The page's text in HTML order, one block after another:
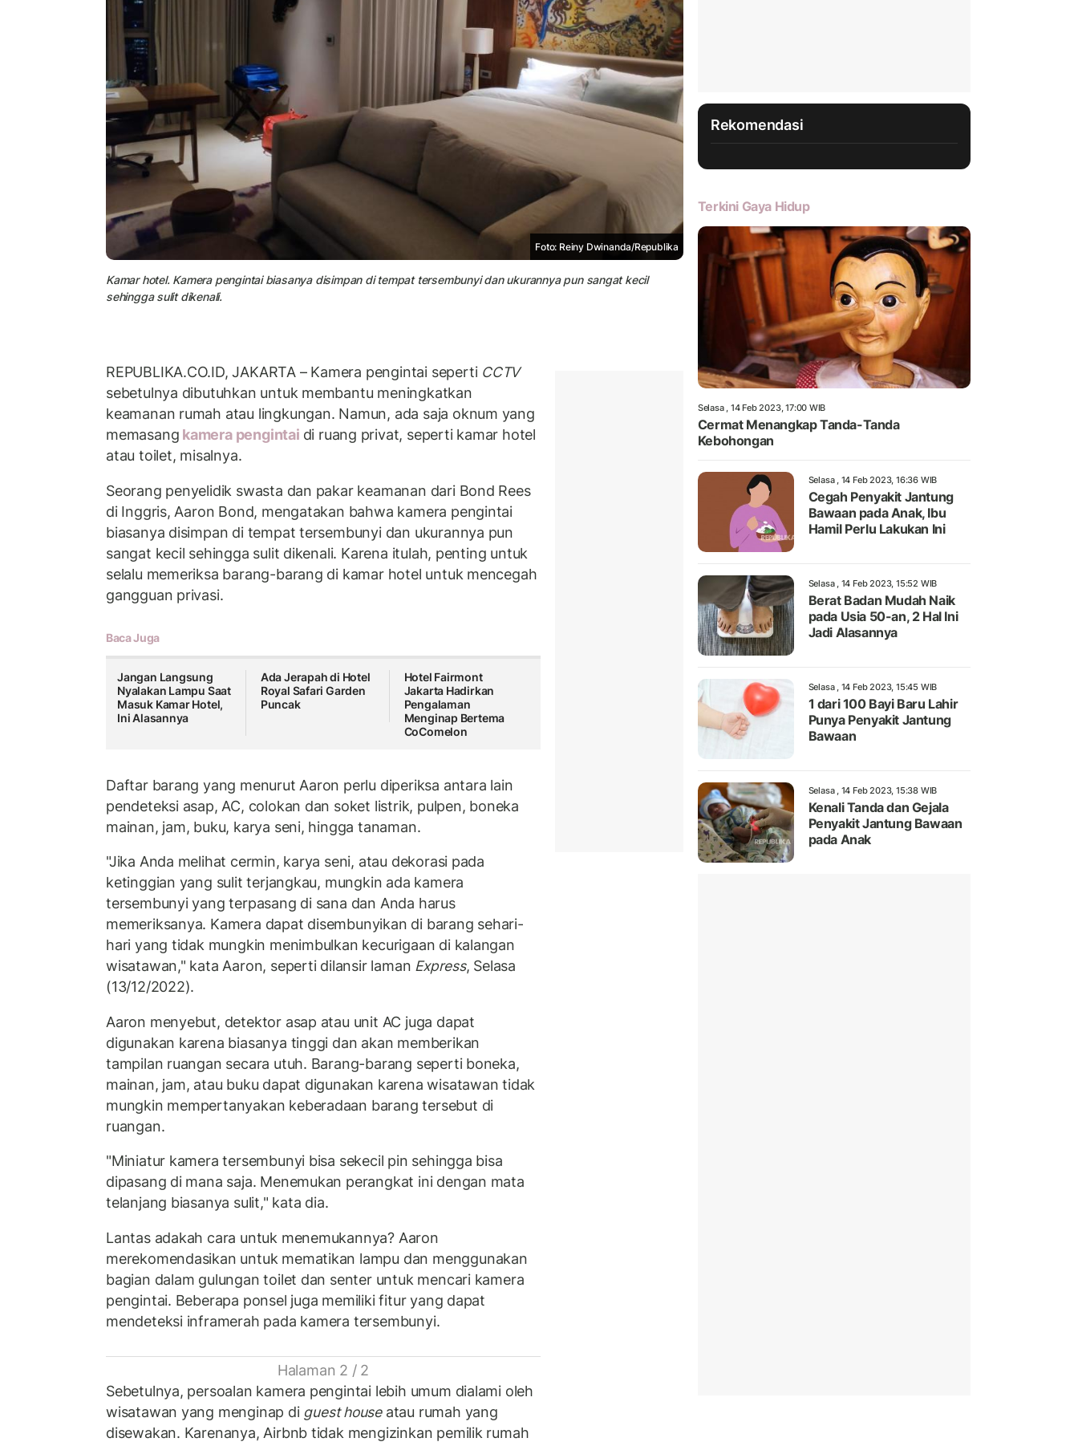
Foto: Reiny Dwinanda/Republika
Kamar hotel. Kamera pengintai biasanya disimpan di tempat tersembunyi dan ukurannya pun sangat kecil
sehingga sulit dikenali.
REPUBLIKA.CO.ID, JAKARTA – Kamera pengintai seperti CCTV
sebetulnya dibutuhkan untuk membantu meningkatkan
keamanan rumah atau lingkungan. Namun, ada saja oknum yang
memasang kamera pengintai di ruang privat, seperti kamar hotel
atau toilet, misalnya.
Seorang penyelidik swasta dan pakar keamanan dari Bond Rees
di Inggris, Aaron Bond, mengatakan bahwa kamera pengintai
biasanya disimpan di tempat tersembunyi dan ukurannya pun
sangat kecil sehingga sulit dikenali. Karena itulah, penting untuk
selalu memeriksa barang-barang di kamar hotel untuk mencegah
gangguan privasi.
Baca Juga
Jangan Langsung
Nyalakan Lampu Saat
Masuk Kamar Hotel,
Ini Alasannya
Ada Jerapah di Hotel
Royal Safari Garden
Puncak
Hotel Fairmont
Jakarta Hadirkan
Pengalaman
Menginap Bertema
CoComelon
Daftar barang yang menurut Aaron perlu diperiksa antara lain
pendeteksi asap, AC, colokan dan soket listrik, pulpen, boneka
mainan, jam, buku, karya seni, hingga tanaman.
"Jika Anda melihat cermin, karya seni, atau dekorasi pada
ketinggian yang sulit terjangkau, mungkin ada kamera
tersembunyi yang terpasang di sana dan Anda harus
memeriksanya. Kamera dapat disembunyikan di barang sehari-
hari yang tidak mungkin menimbulkan kecurigaan di kalangan
wisatawan," kata Aaron, seperti dilansir laman Express, Selasa
(13/12/2022).
Aaron menyebut, detektor asap atau unit AC juga dapat
digunakan karena biasanya tinggi dan akan memberikan
tampilan ruangan secara utuh. Barang-barang seperti boneka,
mainan, jam, atau buku dapat digunakan karena wisatawan tidak
mungkin mempertanyakan keberadaan barang tersebut di
ruangan.
"Miniatur kamera tersembunyi bisa sekecil pin sehingga bisa
dipasang di mana saja. Menemukan perangkat ini dengan mata
telanjang biasanya sulit," kata dia.
Lantas adakah cara untuk menemukannya? Aaron
merekomendasikan untuk mematikan lampu dan menggunakan
bagian dalam gulungan toilet dan senter untuk mencari kamera
pengintai. Beberapa ponsel juga memiliki fitur yang dapat
mendeteksi inframerah pada kamera tersembunyi.
Halaman 2 / 2
Sebetulnya, persoalan kamera pengintai lebih umum dialami oleh
wisatawan yang menginap di guest houseatau rumah yang
disewakan. Karenanya, Airbnb tidak mengizinkan pemilik rumah
Rekomendasi
Terkini Gaya Hidup
Selasa , 14 Feb 2023, 17:00 WIB
Cermat Menangkap Tanda-Tanda
Kebohongan
Selasa , 14 Feb 2023, 16:36 WIB
Cegah Penyakit Jantung
Bawaan pada Anak, Ibu
Hamil Perlu Lakukan Ini
Selasa , 14 Feb 2023, 15:52 WIB
Berat Badan Mudah Naik
pada Usia 50-an, 2 Hal Ini
Jadi Alasannya
Selasa , 14 Feb 2023, 15:45 WIB
1 dari 100 Bayi Baru Lahir
Punya Penyakit Jantung
Bawaan
Selasa , 14 Feb 2023, 15:38 WIB
Kenali Tanda dan Gejala
Penyakit Jantung Bawaan
pada Anak